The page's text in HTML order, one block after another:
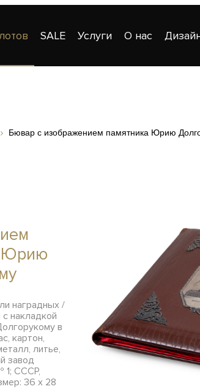
SALE Услуги О нас
Бювар с изображением памятника Юрию
Юрию
наградных /
накладкой
в
картон,
литье,
завод
1; СССР,
36 x 28